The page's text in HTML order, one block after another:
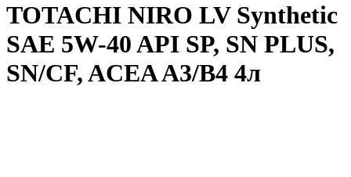
TOTACHI NIRO LV Synthetic
SAE 5W-40 API SP, SN PLUS,
SN/CF, ACEA A3/B4 4л